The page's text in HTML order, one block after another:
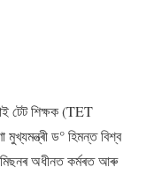
টেট শিক্ষক (TET
ড° হিমন্ত বিশ্ব
অধীনত কৰ্মৰত আৰু